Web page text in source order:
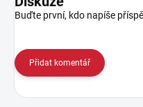
Buďte první, kdo napíše
Přidat komentář